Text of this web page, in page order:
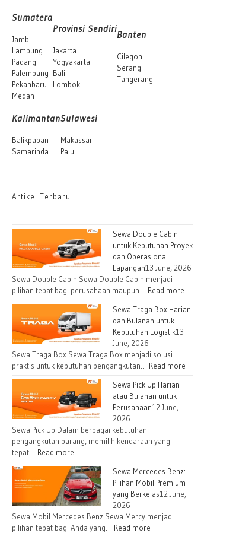
page
Sumatera
Jambi
Lampung
Padang
Palembang
Pekanbaru
Medan
Provinsi Sendiri
Jakarta
Yogyakarta
Bali
Lombok
Banten
Cilegon
Serang
Tangerang
Kalimantan
Balikpapan
Samarinda
Sulawesi
Makassar
Palu
Artikel Terbaru
Sewa Double Cabin
untuk Kebutuhan Proyek
dan Operasional
Lapangan13 June, 2026
Sewa Double Cabin Sewa Double Cabin menjadi
pilihan tepat bagi perusahaan maupun… Read more
Double
Proyek
Sewa Traga Box Harian
dan Bulanan untuk
Kebutuhan Logistik13
June, 2026
Sewa Traga Box Sewa Traga Box menjadi solusi
praktis untuk kebutuhan pengangkutan… Read more
Sewa Pick Up Harian
atau Bulanan untuk
Perusahaan12 June,
2026
Sewa Pick Up Dalam berbagai kebutuhan
pengangkutan barang, memilih kendaraan yang
tepat… Read more
Sewa
Pick
Up
Harian
atau
Bulanan
Sewa Mercedes Benz:
Pilihan Mobil Premium
yang Berkelas12 June,
2026
Sewa Mobil Mercedes Benz Sewa Mercy menjadi
pilihan tepat bagi Anda yang… Read more